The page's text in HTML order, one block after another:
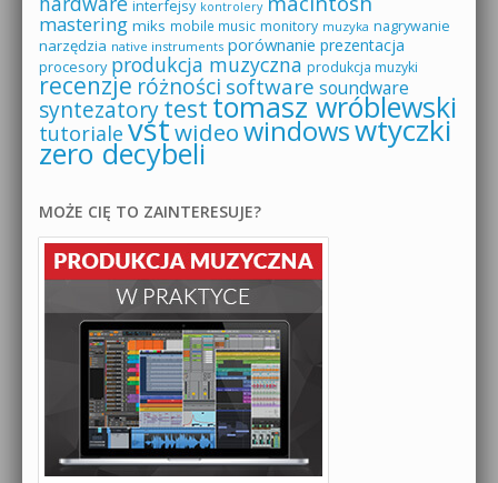
interfejsy kontrolery
mastering miks mobile music monitory muzyka nagrywanie
narzędzia native instruments porównanie prezentacja
procesory produkcja muzyczna produkcja muzyki
recenzje różności software soundware
syntezatorytesttomasz wróblewski
tutoriale vstwideowindowswtyczki
zero decybeli
MOŻE CIĘ TO ZAINTERESUJE?